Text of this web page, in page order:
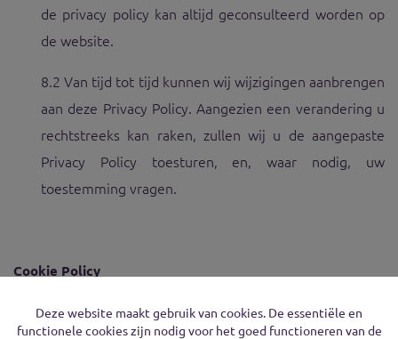
de privacy policy kan altijd geconsulteerd worden op
de website.
8.2 Van tijd tot tijd kunnen wij wijzigingen aanbrengen
aan deze Privacy Policy. Aangezien een verandering u
rechtstreeks kan raken, zullen wij u de aangepaste
Privacy Policy toesturen, en, waar nodig, uw
toestemming vragen.
Cookie Policy
Wie wij zijn
Deze website maakt gebruik van cookies. De essentiële en
functionele cookies zijn nodig voor het goed functioneren van de